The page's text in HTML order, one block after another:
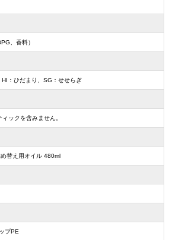
、香料）
：ひだまり、SG：せせらぎ
ックを含みません。
替え用オイル 480ml
プPE